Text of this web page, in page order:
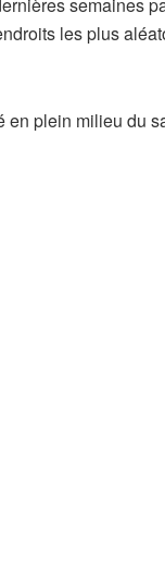
les plus
en plein milieu du